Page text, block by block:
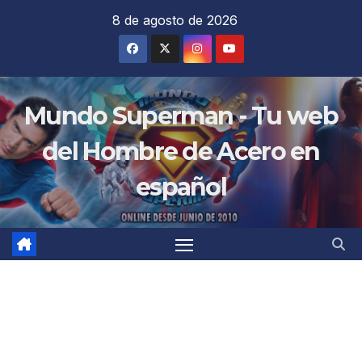
8 de agosto de 2026
Mundo Superman - Tu web
del Hombre de Acero en
español